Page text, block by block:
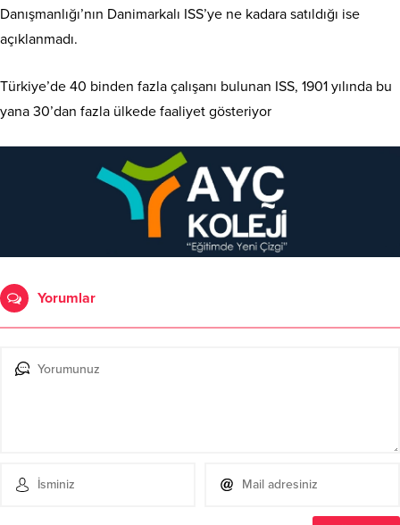
Danışmanlığı’nın Danimarkalı ISS’ye ne kadara satıldığı ise
açıklanmadı.
Türkiye’de 40 binden fazla çalışanı bulunan ISS, 1901 yılında bu
yana 30’dan fazla ülkede faaliyet gösteriyor
Yorumlar